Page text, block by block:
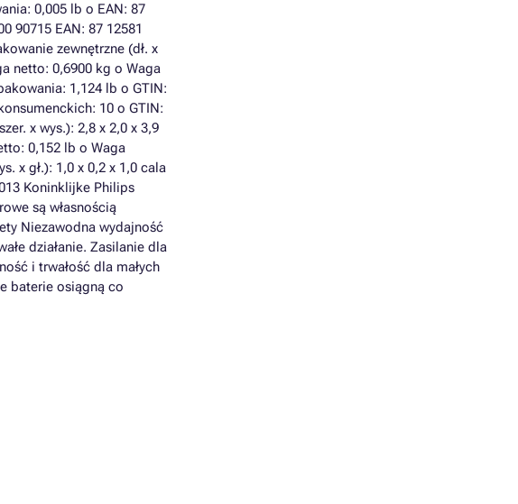
0,005 lb o EAN: 87
90715 EAN: 87 12581
zewnętrzne (dł. x
netto: 0,6900 kg o Waga
1,124 lb o GTIN:
10 o GTIN:
x wys.): 2,8 x 2,0 x 3,9
0,152 lb o Waga
x gł.): 1,0 x 0,2 x 1,0 cala
Koninklijke Philips
są własnością
Niezawodna wydajność
działanie. Zasilanie dla
i trwałość dla małych
baterie osiągną co